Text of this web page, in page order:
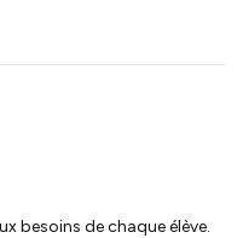
besoins de chaque élève.